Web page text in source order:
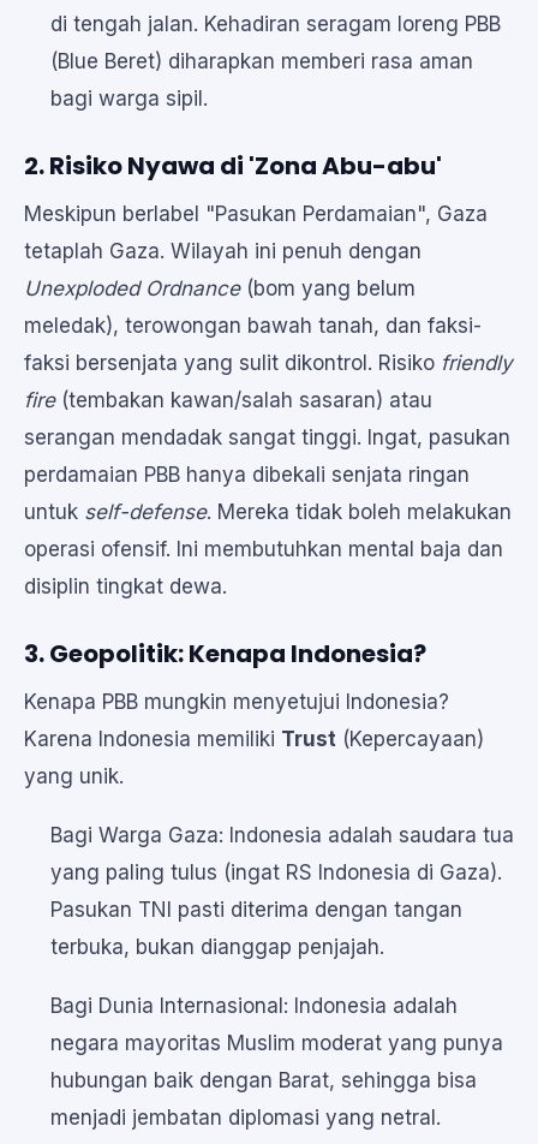
di tengah jalan. Kehadiran seragam loreng PBB
(Blue Beret) diharapkan memberi rasa aman
bagi warga sipil.
2. Risiko Nyawa di 'Zona Abu-abu'
Meskipun berlabel "Pasukan Perdamaian", Gaza
tetaplah Gaza. Wilayah ini penuh dengan
Unexploded Ordnance(bom yang belum
meledak), terowongan bawah tanah, dan faksi-
faksi bersenjata yang sulit dikontrol. Risiko friendly
fire(tembakan kawan/salah sasaran) atau
serangan mendadak sangat tinggi. Ingat, pasukan
perdamaian PBB hanya dibekali senjata ringan
untuk self-defense. Mereka tidak boleh melakukan
operasi ofensif. Ini membutuhkan mental baja dan
disiplin tingkat dewa.
3. Geopolitik: Kenapa Indonesia?
Kenapa PBB mungkin menyetujui Indonesia?
Karena Indonesia memiliki Trust (Kepercayaan)
yang unik.
Bagi Warga Gaza: Indonesia adalah saudara tua
yang paling tulus (ingat RS Indonesia di Gaza).
Pasukan TNI pasti diterima dengan tangan
terbuka, bukan dianggap penjajah.
Bagi Dunia Internasional: Indonesia adalah
negara mayoritas Muslim moderat yang punya
hubungan baik dengan Barat, sehingga bisa
menjadi jembatan diplomasi yang netral.